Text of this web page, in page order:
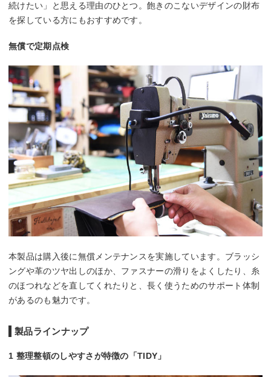
続けたい」と思える理由のひとつ。飽きのこないデザインの財布
を探している方にもおすすめです。
無償で定期点検
本製品は購入後に無償メンテナンスを実施しています。ブラッシ
ングや革のツヤ出しのほか、ファスナーの滑りをよくしたり、糸
のほつれなどを直してくれたりと、長く使うためのサポート体制
があるのも魅力です。
製品ラインナップ
1 整理整頓のしやすさが特徴の「TIDY」